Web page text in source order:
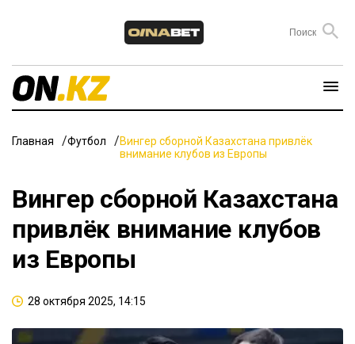
Главная Футбол
Вингер сборной Казахстана привлёк
внимание клубов из Европы
Вингер сборной Казахстана
привлёк внимание клубов
из Европы
28 октября 2025, 14:15